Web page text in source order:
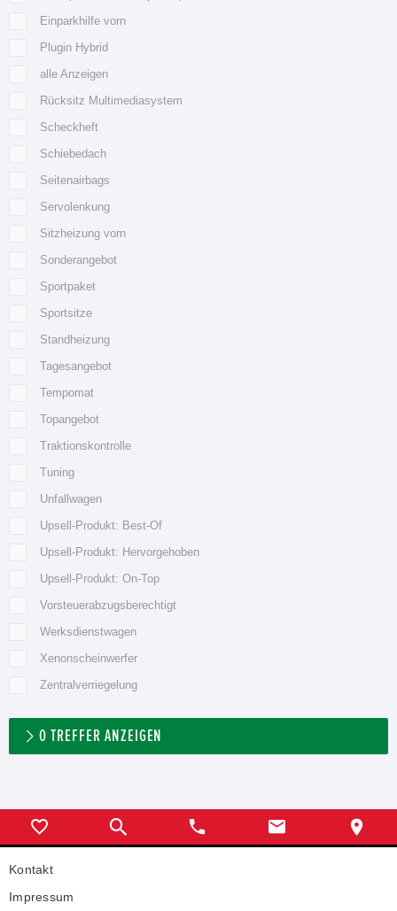
Einparkhilfe vorn
Plugin Hybrid
alle Anzeigen
Rücksitz Multimediasystem
Scheckheft
Schiebedach
Seitenairbags
Servolenkung
Sitzheizung vorn
Sonderangebot
Sportpaket
Sportsitze
Standheizung
Tagesangebot
Tempomat
Topangebot
Traktionskontrolle
Tuning
Unfallwagen
Upsell-Produkt: Best-Of
Upsell-Produkt: Hervorgehoben
Upsell-Produkt: On-Top
Vorsteuerabzugsberechtigt
Werksdienstwagen
Xenonscheinwerfer
Zentralverriegelung
0 TREFFER ANZEIGEN
Kontakt
Impressum